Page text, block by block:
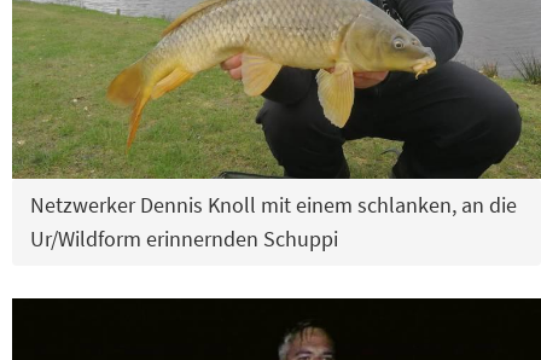
Netzwerker Dennis Knoll mit einem schlanken, an die
Ur/Wildform erinnernden Schuppi